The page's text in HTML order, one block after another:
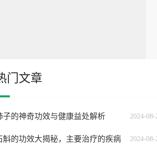
门文章
2024-08-
子的神奇功效与健康益处解析
2024-08-
斛的功效大揭秘，主要治疗的疾病